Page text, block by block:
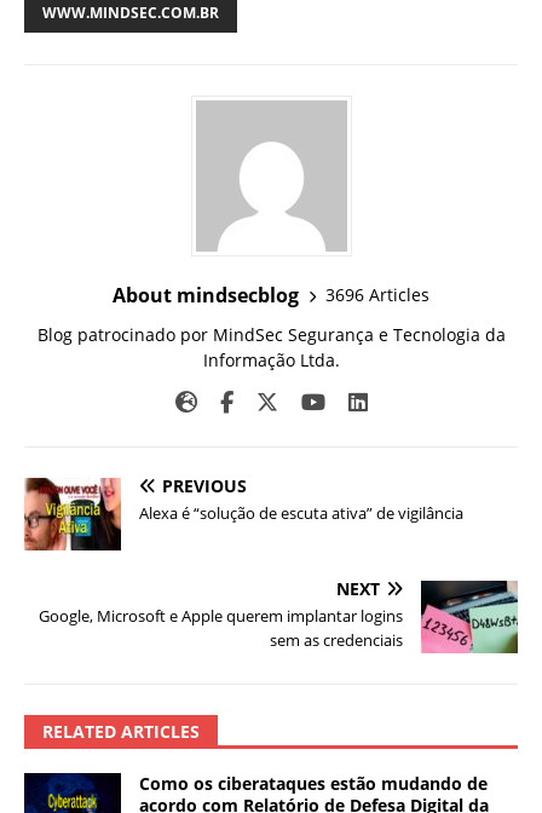
WWW.MINDSEC.COM.BR
About mindsecblog
3696 Articles
Blog patrocinado por MindSec Segurança e Tecnologia da
Informação Ltda.
PREVIOUS
Alexa é “solução de escuta ativa” de vigilância
NEXT
Google, Microsoft e Apple querem implantar logins
sem as credenciais
RELATED ARTICLES
Como os ciberataques estão mudando de
acordo com Relatório de Defesa Digital da